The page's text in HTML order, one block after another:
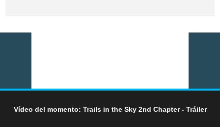
Vídeo del momento: Trails in the Sky 2nd Chapter - Tráiler